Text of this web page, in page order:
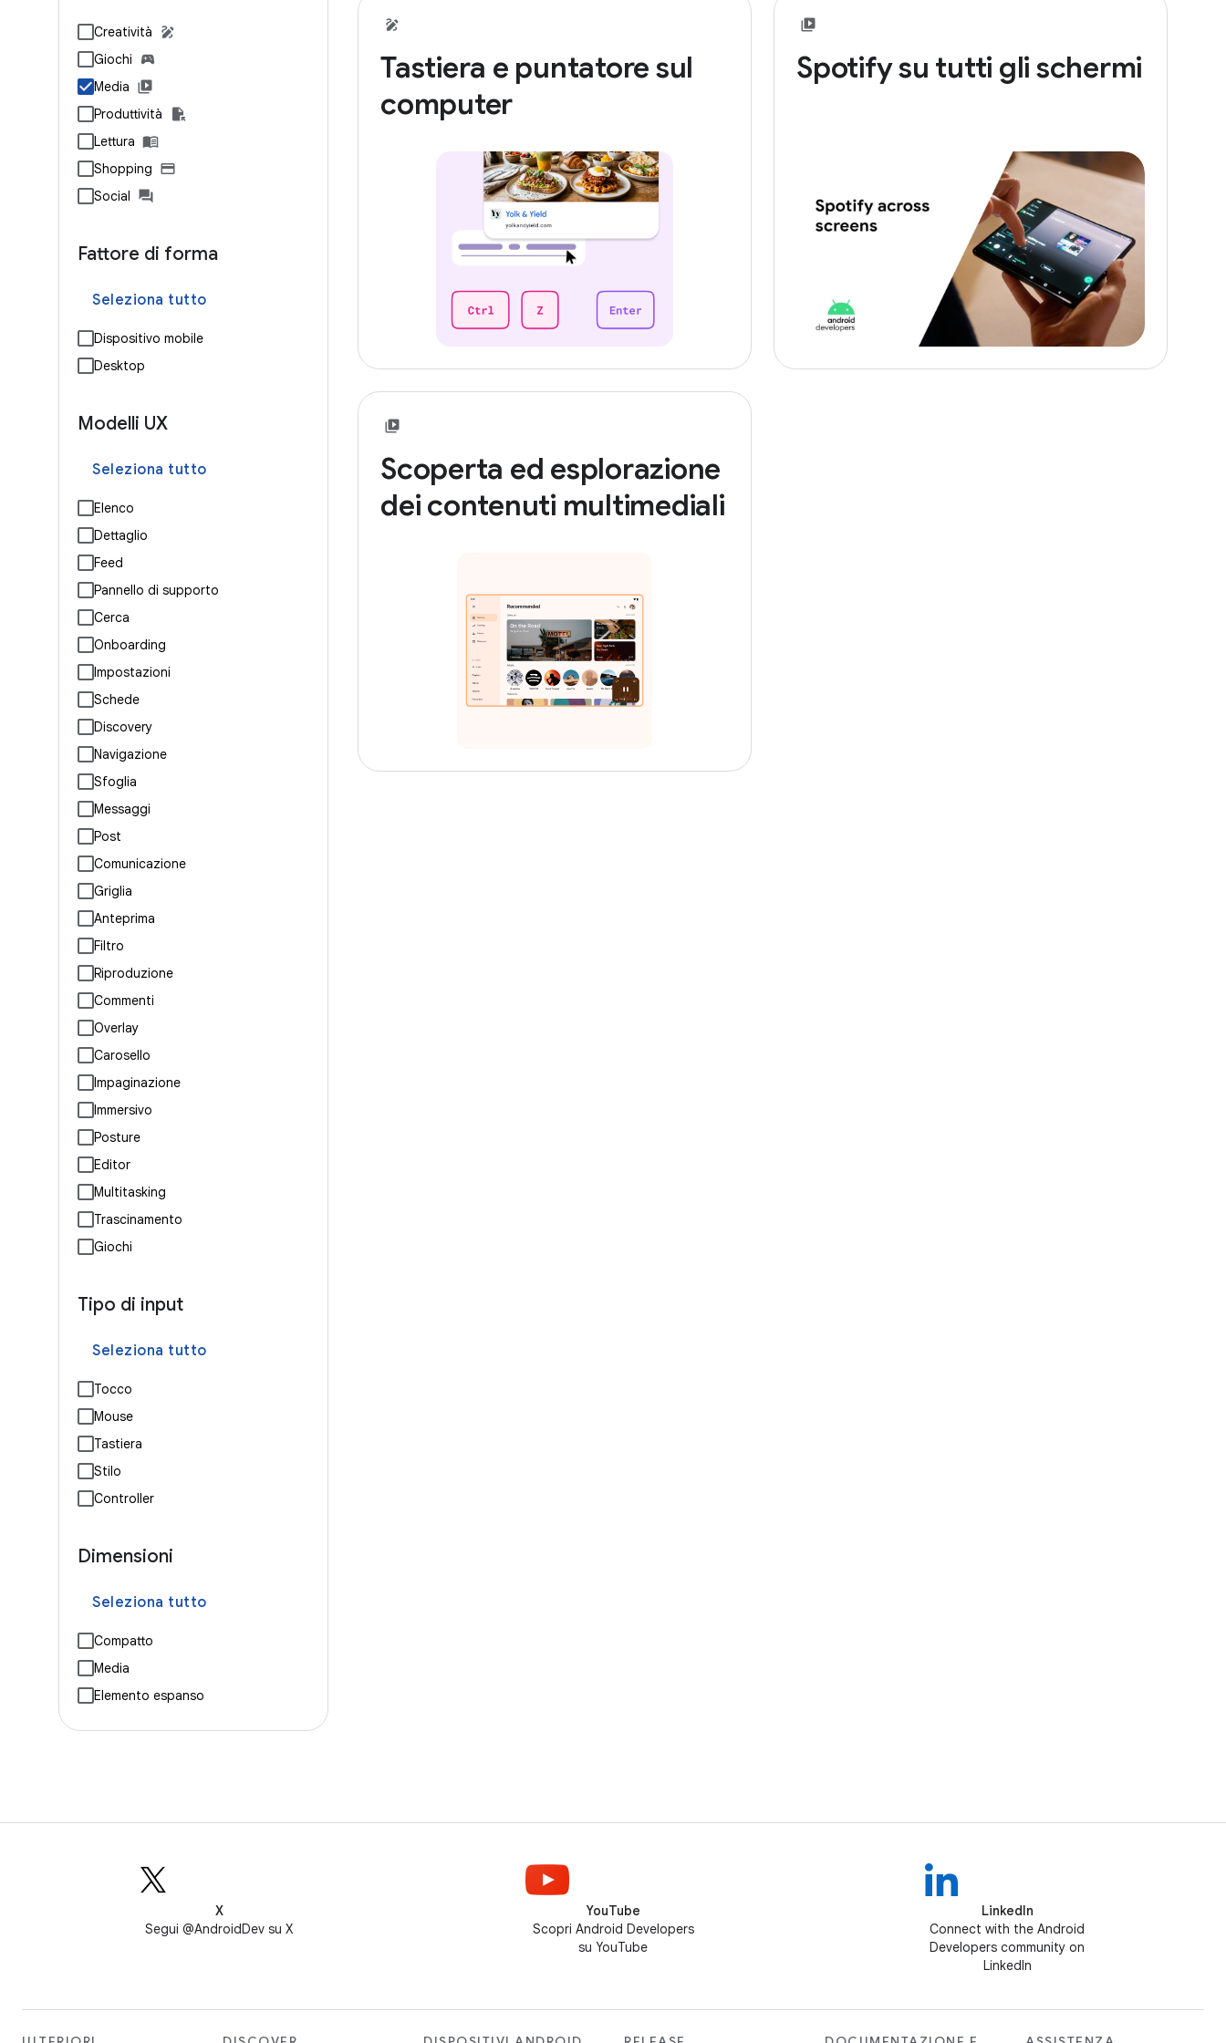
Creatività
Giochi
Media
Produttività
Lettura
Shopping
Social
Fattore di forma
Seleziona tutto
Dispositivo mobile
Desktop
Modelli UX
Seleziona tutto
Elenco
Dettaglio
Feed
Pannello di supporto
Cerca
Onboarding
Impostazioni
Schede
Discovery
Navigazione
Sfoglia
Messaggi
Post
Comunicazione
Griglia
Anteprima
Filtro
Riproduzione
Commenti
Overlay
Carosello
Impaginazione
Immersivo
Posture
Editor
Multitasking
Trascinamento
Giochi
Tipo di input
Seleziona tutto
Tocco
Mouse
Tastiera
Stilo
Controller
Dimensioni
Seleziona tutto
Compatto
Media
Elemento espanso
Tastiera e puntatore sul
computer
Spotify su tutti gli schermi
Scoperta ed esplorazione
dei contenuti multimediali
X
Segui @AndroidDev su X
YouTube
Scopri Android Developers
su YouTube
LinkedIn
Connect with the Android
Developers community on
LinkedIn